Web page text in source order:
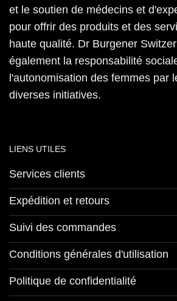
et le soutien de médecins et
pour offrir des produits et des
haute qualité. Dr Burgener
également la responsabilité
l'autonomisation des femmes par
diverses initiatives.
LIENS UTILES
Services clients
Expédition et retours
Suivi des commandes
Conditions générales d'utilisation
Politique de confidentialité